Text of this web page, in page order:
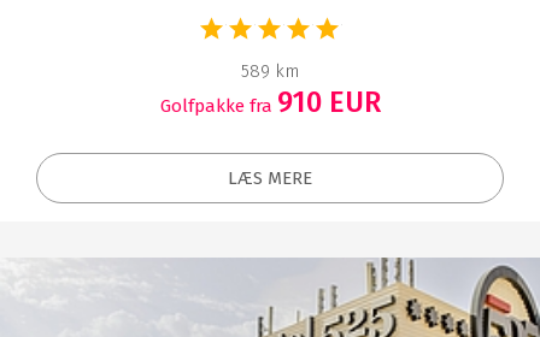
589 km
Golfpakke fra 910 EUR
LÆS MERE